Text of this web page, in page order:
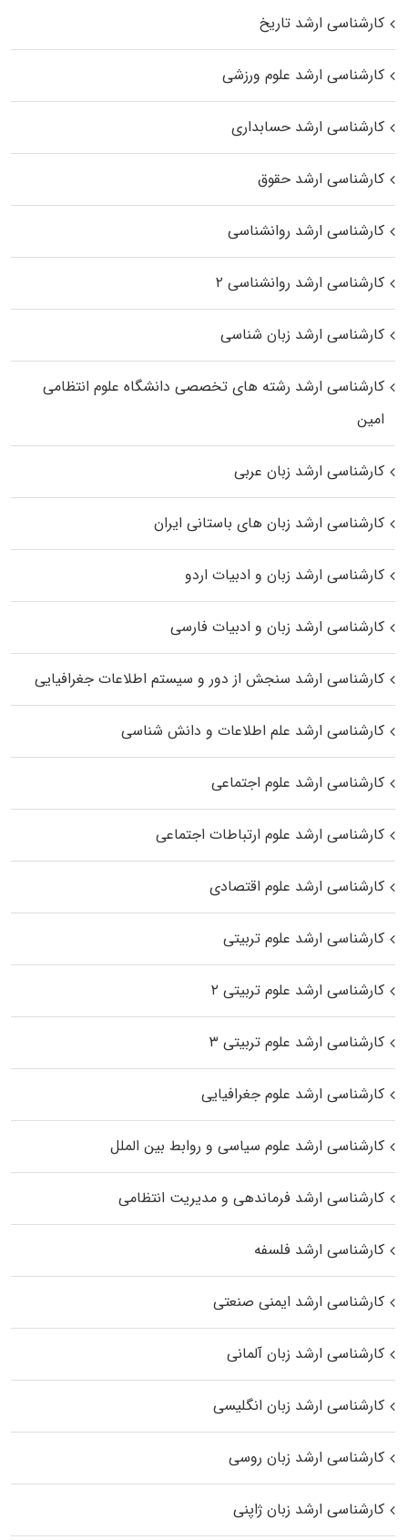
کارشناسی ارشد تاریخ
کارشناسی ارشد علوم ورزشی
کارشناسی ارشد حسابداری
کارشناسی ارشد حقوق
کارشناسی ارشد روانشناسی
کارشناسی ارشد روانشناسی ۲
کارشناسی ارشد زبان شناسی
کارشناسی ارشد رﺷﺘﻪ ﻫﺎی تخصصی داﻧﺸﮕﺎه ﻋﻠﻮم انتظامی
اﻣﻴﻦ
کارشناسی ارشد زبان عربی
کارشناسی ارشد زبان‌ های باستانی ایران
کارشناسی ارشد زبان و ادبیات اردو
کارشناسی ارشد زبان و ادبیات فارسی
کارشناسی ارشد سنجش از دور و سیستم اطلاعات جغرافیایی
کارشناسی ارشد علم اطلاعات و دانش شناسی
کارشناسی ارشد علوم اجتماعی
کارشناسی ارشد علوم ارتباطات اجتماعی
کارشناسی ارشد علوم اقتصادی
کارشناسی ارشد علوم تربیتی
کارشناسی ارشد علوم تربیتی ۲
کارشناسی ارشد علوم تربیتی ۳
کارشناسی ارشد علوم جغرافیایی
کارشناسی ارشد علوم سیاسی و روابط بین الملل
کارشناسی ارشد فرماندهی و مدیریت انتظامی
کارشناسی ارشد فلسفه
کارشناسی ارشد ایمنی صنعتی
کارشناسی ارشد زبان آلمانی
کارشناسی ارشد زبان انگلیسی
کارشناسی ارشد زبان روسی
کارشناسی ارشد زبان ژاپنی